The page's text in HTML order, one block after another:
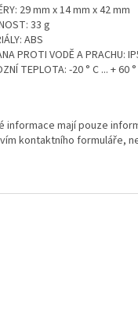
29 mm x 14 mm x 42 mm
33 g
ABS
PROTI VODĚ A PRACHU:
TEPLOTA: -20 ° C ... + 60
informace mají pouze
kontaktního formuláře,